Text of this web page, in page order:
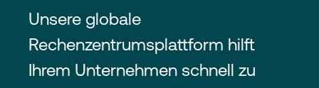
Unsere globale
Rechenzentrumsplattform hilft
Ihrem Unternehmen schnell zu